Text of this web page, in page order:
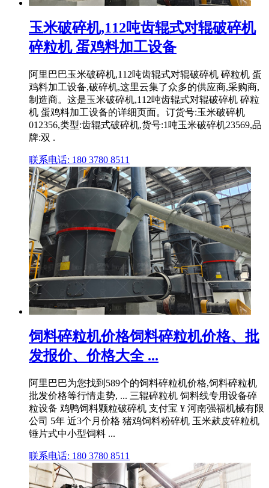
玉米破碎机,112吨齿辊式对辊破碎机
碎粒机 蛋鸡料加工设备
阿里巴巴玉米破碎机,112吨齿辊式对辊破碎机 碎粒机 蛋
鸡料加工设备,破碎机,这里云集了众多的供应商,采购商,
制造商。这是玉米破碎机,112吨齿辊式对辊破碎机 碎粒
机 蛋鸡料加工设备的详细页面。订货号:玉米破碎机
012356,类型:齿辊式破碎机,货号:1吨玉米破碎机23569,品
牌:双 .
联系电话: 180 3780 8511
饲料碎粒机价格饲料碎粒机价格、批
发报价、价格大全 ...
阿里巴巴为您找到589个的饲料碎粒机价格,饲料碎粒机
批发价格等行情走势, ... 三辊碎粒机 饲料线专用设备碎
粒设备 鸡鸭饲料颗粒破碎机 支付宝 ¥ 河南强福机械有限
公司 5年 近3个月价格 猪鸡饲料粉碎机 玉米麸皮碎粒机
锤片式中小型饲料 ...
联系电话: 180 3780 8511